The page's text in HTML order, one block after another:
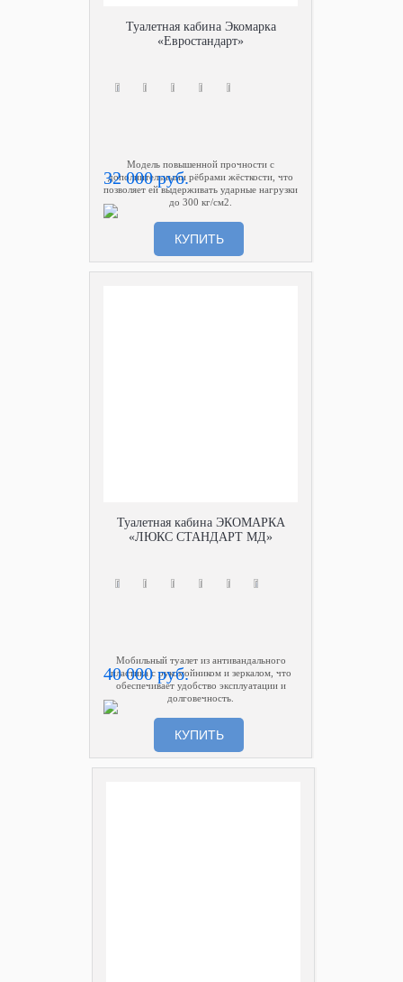
Туалетная кабина Экомарка
«Евростандарт»
Модель повышенной прочности с
дополнительными рёбрами жёсткости, что
позволяет ей выдерживать ударные нагрузки
до 300 кг/см2.
32 000 руб.
КУПИТЬ
Туалетная кабина ЭКОМАРКА
«ЛЮКС СТАНДАРТ МД»
Мобильный туалет из антивандального
пластика с рукомойником и зеркалом, что
обеспечивает удобство эксплуатации и
долговечность.
40 000 руб.
КУПИТЬ